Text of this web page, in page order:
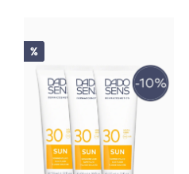
Rabatt
%